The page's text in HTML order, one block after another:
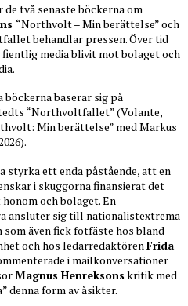
två senaste böckerna om
“Northvolt – Min berättelse” och
behandlar pressen. Över tid
media blivit mot bolaget och
böckerna baserar sig på
“Northvoltfallet” (Volante,
Min berättelse” med Markus
styrka ett enda påstående, att en
i skuggorna finansierat det
och bolaget. En
ansluter sig till nationalistextrema
som även fick fotfäste hos bland
och hos ledarredaktören Frida
i mailkonversationer
Magnus Henreksons kritik med
denna form av åsikter.